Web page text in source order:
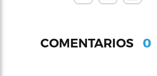
COMENTARIOS 0